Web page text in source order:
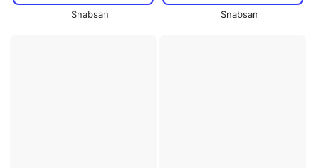
Snabsan
Snabsan